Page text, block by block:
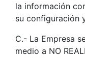
la información
su configuración
C.- La Empresa
medio a NO